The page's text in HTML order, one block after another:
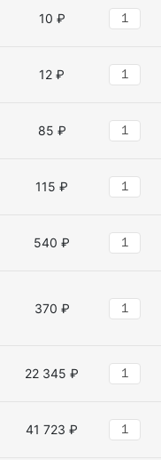
10 ₽
12 ₽
85 ₽
115 ₽
540 ₽
370 ₽
22 345 ₽
41 723 ₽